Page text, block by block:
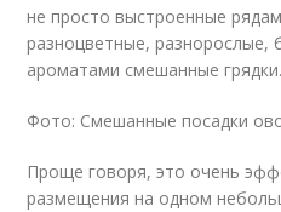
не просто выстроенные
разноцветные, разнорослые,
ароматами смешанные
Фото: Смешанные посадки
Проще говоря, это очень
размещения на одном